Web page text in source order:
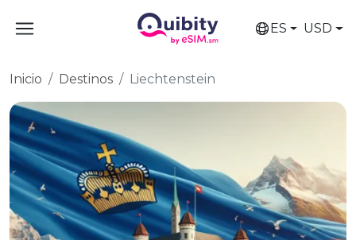
ES USD
Inicio Destinos Liechtenstein